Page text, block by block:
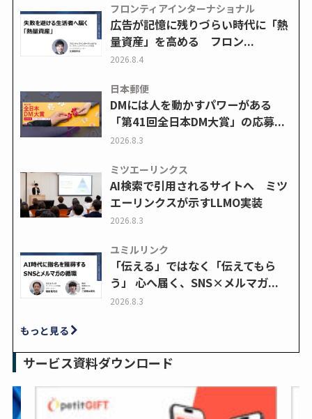
フロンティアインターナショナル
広告が記憶に残りづらい時代に「熱
量資産」を高める フロン...
2026.8.4
日本郵便
DMには人を動かすパワーがある
「第41回全日本DM大賞」の応募...
2026.8.3
ミツエーリンクス
AI検索で引用されるサイトへ ミツ
エーリンクスが示すLLMO実装
2026.8.3
ユミルリンク
「伝える」ではなく「伝えてもら
う」 心へ届く、SNS×メルマガ...
2026.8.3
もっと見る
サービス資料ダウンロード